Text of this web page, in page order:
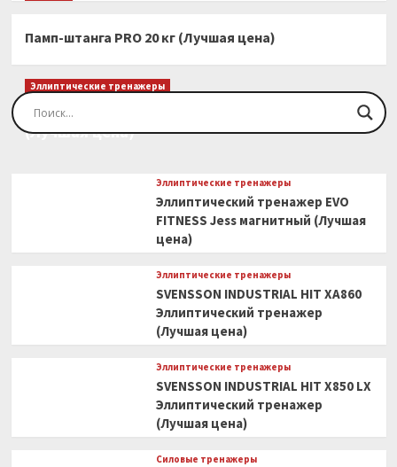
Памп-штанга PRO 20 кг (Лучшая цена)
Эллиптические тренажеры
Эллиптический тренажер EVO FITNESS Orion
(Лучшая цена)
Эллиптические тренажеры
Эллиптический тренажер EVO
FITNESS Jess магнитный (Лучшая
цена)
Эллиптические тренажеры
SVENSSON INDUSTRIAL HIT XA860
Эллиптический тренажер
(Лучшая цена)
Эллиптические тренажеры
SVENSSON INDUSTRIAL HIT X850 LX
Эллиптический тренажер
(Лучшая цена)
Силовые тренажеры